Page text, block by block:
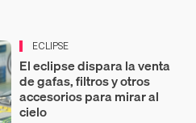
ECLIPSE
El eclipse dispara la venta
de gafas, filtros y otros
accesorios para mirar al
cielo